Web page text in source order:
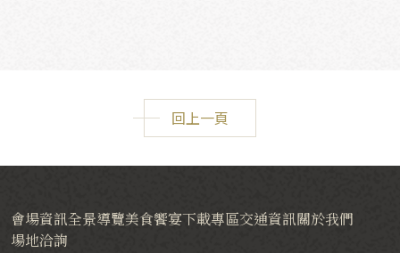
回上一頁
會場資訊全景導覽美食饗宴下載專區交通資訊關於我們
場地洽詢